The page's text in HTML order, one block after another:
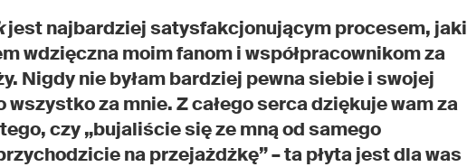
jest najbardziej satysfakcjonującym procesem, jaki
wdzięczna moim fanom i współpracownikom za
Nigdy nie byłam bardziej pewna siebie i swojej
wszystko za mnie. Z całego serca dziękuje wam za
czy „bujaliście się ze mną od samego
na przejażdżkę” – ta płyta jest dla was